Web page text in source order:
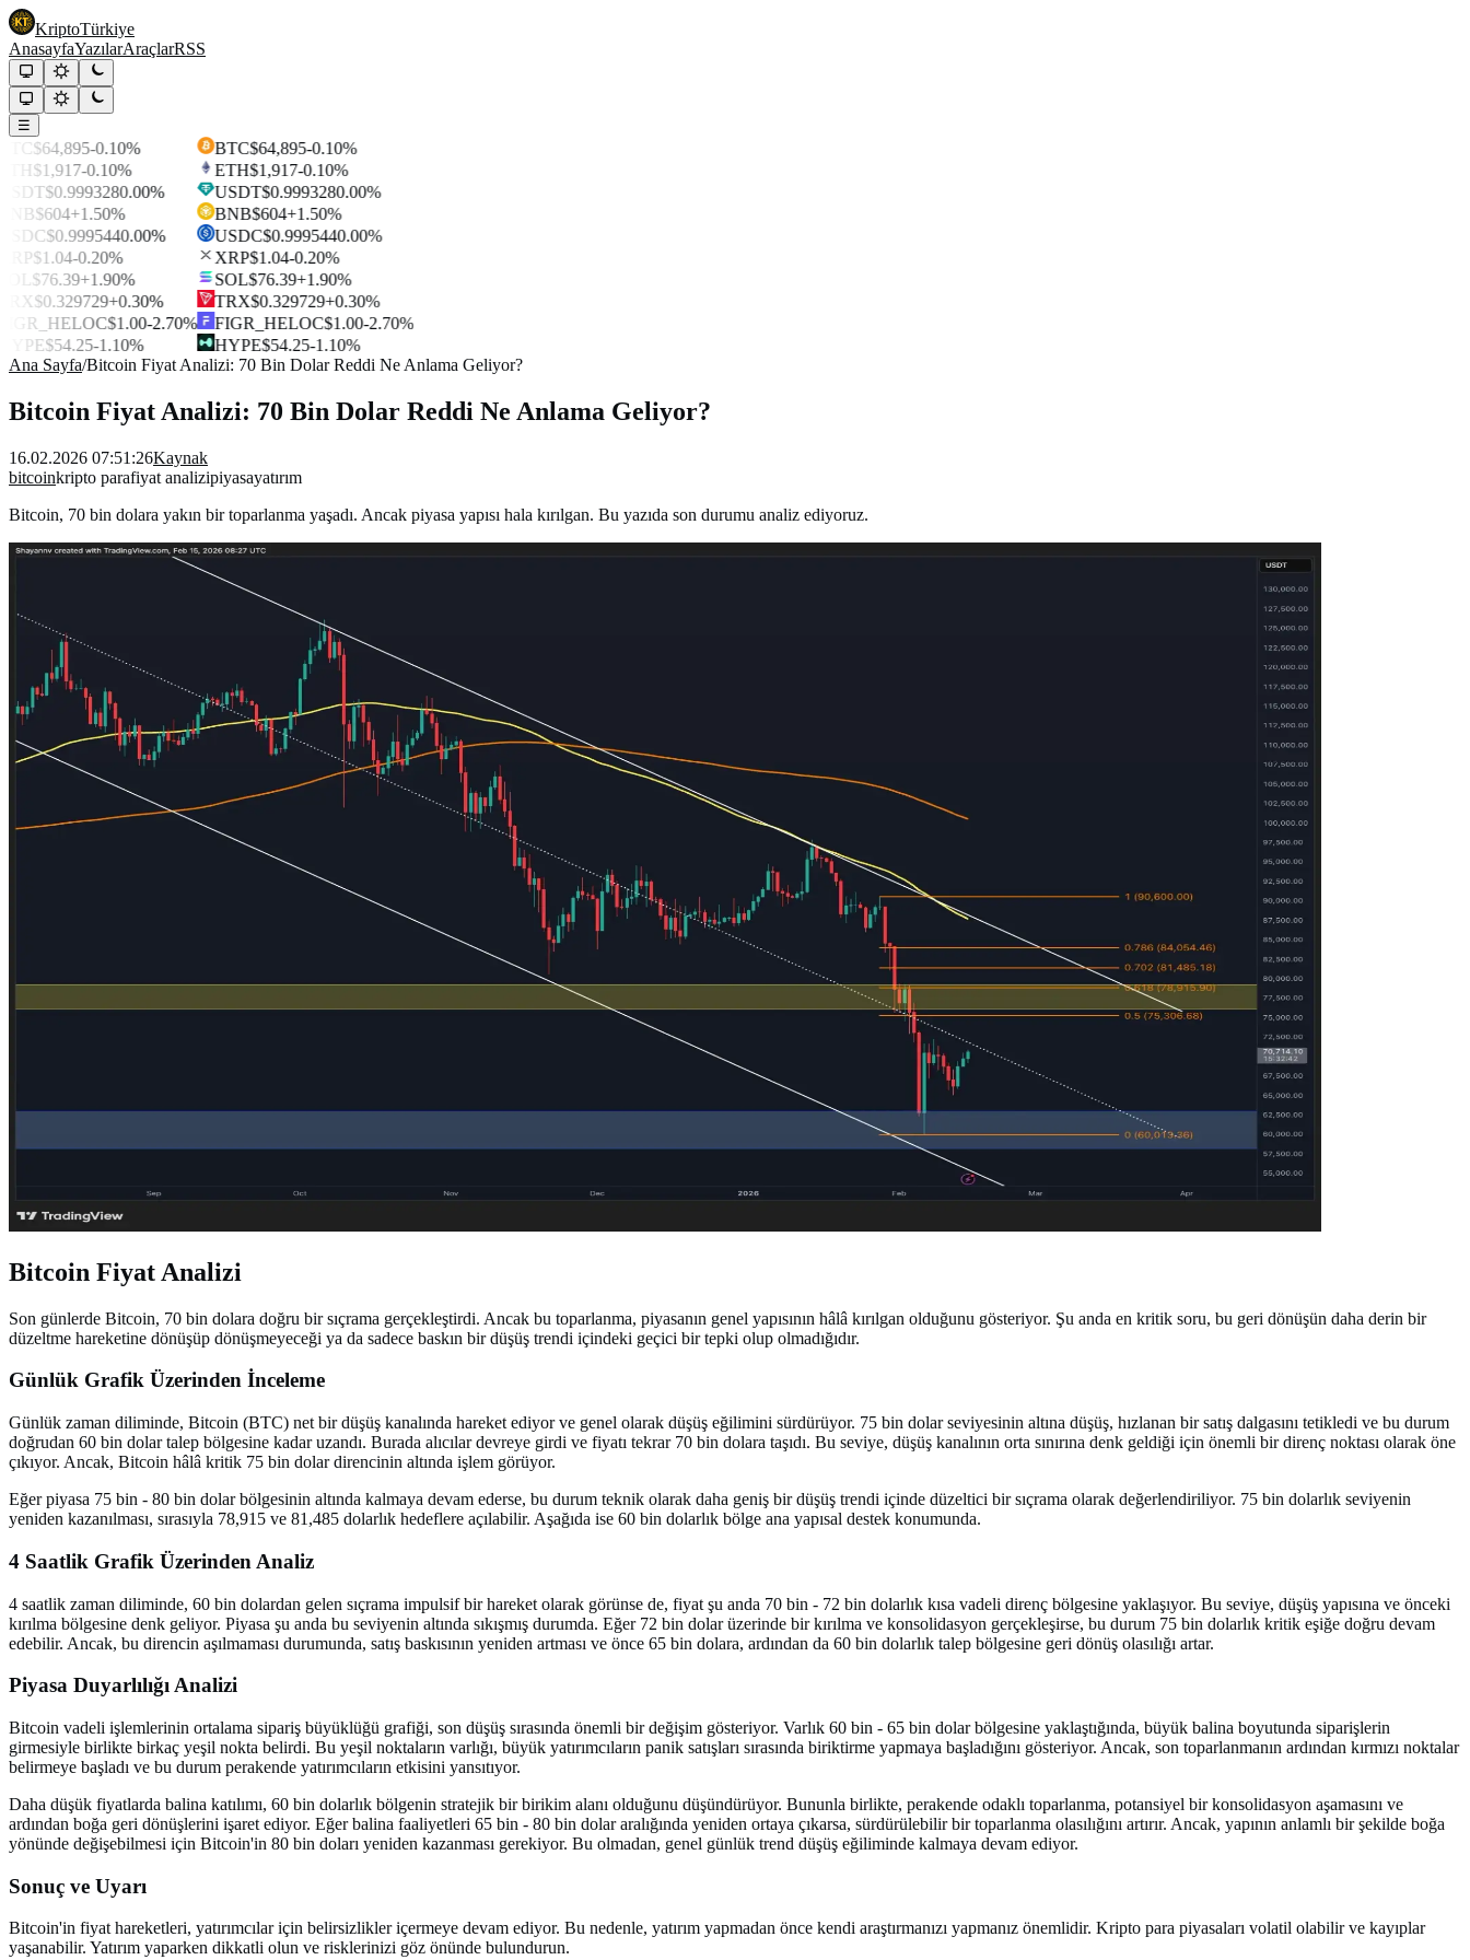
KriptoTürkiye
AnasayfaYazılarAraçlarRSS
☰
$64,895-0.10%
$1,917-0.10%
$0.9993280.00%
$604+1.50%
$0.9995440.00%
$1.04-0.20%
$76.39+1.90%
$0.329729+0.30%
$1.00-2.70%
$54.25-1.10%
BTC$64,895-0.10%
ETH$1,917-0.10%
USDT$0.9993280.00%
BNB$604+1.50%
USDC$0.9995440.00%
XRP$1.04-0.20%
SOL$76.39+1.90%
TRX$0.329729+0.30%
FIGR_HELOC$1.00-2.70%
HYPE$54.25-1.10%
Ana Sayfa/Bitcoin Fiyat Analizi: 70 Bin Dolar Reddi Ne Anlama Geliyor?
Bitcoin Fiyat Analizi: 70 Bin Dolar Reddi Ne Anlama Geliyor?
16.02.2026 07:51:26Kaynak
bitcoinkripto parafiyat analizipiyasayatırım
Bitcoin, 70 bin dolara yakın bir toparlanma yaşadı. Ancak piyasa yapısı hala kırılgan. Bu yazıda son durumu analiz ediyoruz.
Bitcoin Fiyat Analizi
Son günlerde Bitcoin, 70 bin dolara doğru bir sıçrama gerçekleştirdi. Ancak bu toparlanma, piyasanın genel yapısının hâlâ kırılgan olduğunu gösteriyor. Şu anda en kritik soru, bu geri dönüşün daha derin bir
düzeltme hareketine dönüşüp dönüşmeyeceği ya da sadece baskın bir düşüş trendi içindeki geçici bir tepki olup olmadığıdır.
Günlük Grafik Üzerinden İnceleme
Günlük zaman diliminde, Bitcoin (BTC) net bir düşüş kanalında hareket ediyor ve genel olarak düşüş eğilimini sürdürüyor. 75 bin dolar seviyesinin altına düşüş, hızlanan bir satış dalgasını tetikledi ve bu durum
doğrudan 60 bin dolar talep bölgesine kadar uzandı. Burada alıcılar devreye girdi ve fiyatı tekrar 70 bin dolara taşıdı. Bu seviye, düşüş kanalının orta sınırına denk geldiği için önemli bir direnç noktası olarak öne
çıkıyor. Ancak, Bitcoin hâlâ kritik 75 bin dolar direncinin altında işlem görüyor.
Eğer piyasa 75 bin - 80 bin dolar bölgesinin altında kalmaya devam ederse, bu durum teknik olarak daha geniş bir düşüş trendi içinde düzeltici bir sıçrama olarak değerlendiriliyor. 75 bin dolarlık seviyenin
yeniden kazanılması, sırasıyla 78,915 ve 81,485 dolarlık hedeflere açılabilir. Aşağıda ise 60 bin dolarlık bölge ana yapısal destek konumunda.
4 Saatlik Grafik Üzerinden Analiz
4 saatlik zaman diliminde, 60 bin dolardan gelen sıçrama impulsif bir hareket olarak görünse de, fiyat şu anda 70 bin - 72 bin dolarlık kısa vadeli direnç bölgesine yaklaşıyor. Bu seviye, düşüş yapısına ve önceki
kırılma bölgesine denk geliyor. Piyasa şu anda bu seviyenin altında sıkışmış durumda. Eğer 72 bin dolar üzerinde bir kırılma ve konsolidasyon gerçekleşirse, bu durum 75 bin dolarlık kritik eşiğe doğru devam
edebilir. Ancak, bu direncin aşılmaması durumunda, satış baskısının yeniden artması ve önce 65 bin dolara, ardından da 60 bin dolarlık talep bölgesine geri dönüş olasılığı artar.
Piyasa Duyarlılığı Analizi
Bitcoin vadeli işlemlerinin ortalama sipariş büyüklüğü grafiği, son düşüş sırasında önemli bir değişim gösteriyor. Varlık 60 bin - 65 bin dolar bölgesine yaklaştığında, büyük balina boyutunda siparişlerin
girmesiyle birlikte birkaç yeşil nokta belirdi. Bu yeşil noktaların varlığı, büyük yatırımcıların panik satışları sırasında biriktirme yapmaya başladığını gösteriyor. Ancak, son toparlanmanın ardından kırmızı noktalar
belirmeye başladı ve bu durum perakende yatırımcıların etkisini yansıtıyor.
Daha düşük fiyatlarda balina katılımı, 60 bin dolarlık bölgenin stratejik bir birikim alanı olduğunu düşündürüyor. Bununla birlikte, perakende odaklı toparlanma, potansiyel bir konsolidasyon aşamasını ve
ardından boğa geri dönüşlerini işaret ediyor. Eğer balina faaliyetleri 65 bin - 80 bin dolar aralığında yeniden ortaya çıkarsa, sürdürülebilir bir toparlanma olasılığını artırır. Ancak, yapının anlamlı bir şekilde boğa
yönünde değişebilmesi için Bitcoin'in 80 bin doları yeniden kazanması gerekiyor. Bu olmadan, genel günlük trend düşüş eğiliminde kalmaya devam ediyor.
Sonuç ve Uyarı
Bitcoin'in fiyat hareketleri, yatırımcılar için belirsizlikler içermeye devam ediyor. Bu nedenle, yatırım yapmadan önce kendi araştırmanızı yapmanız önemlidir. Kripto para piyasaları volatil olabilir ve kayıplar
yaşanabilir. Yatırım yaparken dikkatli olun ve risklerinizi göz önünde bulundurun.